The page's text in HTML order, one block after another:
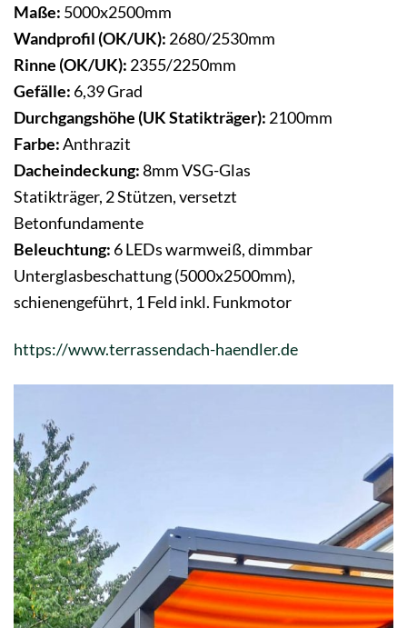
Maße: 5000x2500mm
Wandprofil (OK/UK): 2680/2530mm
Rinne (OK/UK): 2355/2250mm
Gefälle: 6,39 Grad
Durchgangshöhe (UK Statikträger): 2100mm
Farbe:Anthrazit
Dacheindeckung:8mm VSG-Glas
Statikträger, 2 Stützen, versetzt
Betonfundamente
Beleuchtung: 6 LEDs warmweiß, dimmbar
Unterglasbeschattung (5000x2500mm),
schienengeführt, 1 Feld inkl. Funkmotor
https://www.terrassendach-haendler.de